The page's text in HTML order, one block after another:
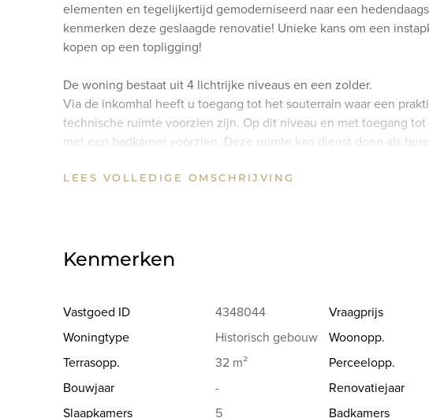
elementen en tegelijkertijd gemoderniseerd naar een
kenmerken deze geslaagde renovatie! Unieke kans om een
kopen op een topligging!
De woning bestaat uit 4 lichtrijke niveaus en een zolder.
Via de inkomhal heeft u toegang tot het souterrain waar een
technische ruimte voorzien zijn. Op dit niveau en met toegang
met een badkamer voorzien. Deze ruimte kan dienst doen als
toegang tot de leefruimte via een interne traphal met een apart
de verdieping tussen het woonverdiep en het slaapverdiep is een
nogmaals 2 slaapkamers voorzien. Hierboven strekt zich een
de deur. Nabij het station, winkels, sportfaciliteiten, eet- en
wandelafstand!
LEES VOLLEDIGE OMSCHRIJVING
Kenmerken
Vastgoed ID 4348044 Vraagprijs
Woningtype
Historisch gebouw Woonopp.
Terrasopp.
32 m² Perceelopp.
Bouwjaar
- Renovatiejaar
Slaapkamers
5 Badkamers